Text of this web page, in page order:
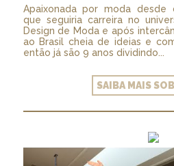
Apaixonada por moda desde
que seguiria carreira no
Design de Moda e após
ao Brasil cheia de ideias e
então já são 9 anos dividindo...
SAIBA MAIS